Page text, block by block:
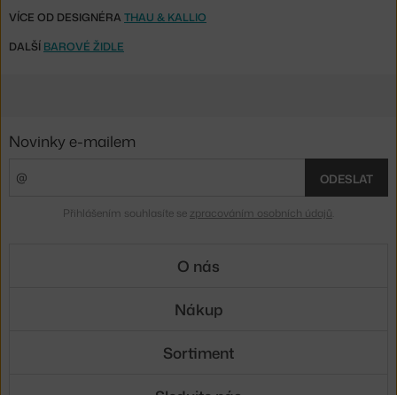
VÍCE OD DESIGNÉRA THAU & KALLIO
DALŠÍ BAROVÉ ŽIDLE
Novinky e-mailem
ODESLAT
Přihlášením souhlasíte se zpracováním osobních údajů
O nás
Nákup
Sortiment